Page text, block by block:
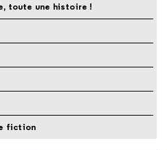
toute une histoire !
fiction